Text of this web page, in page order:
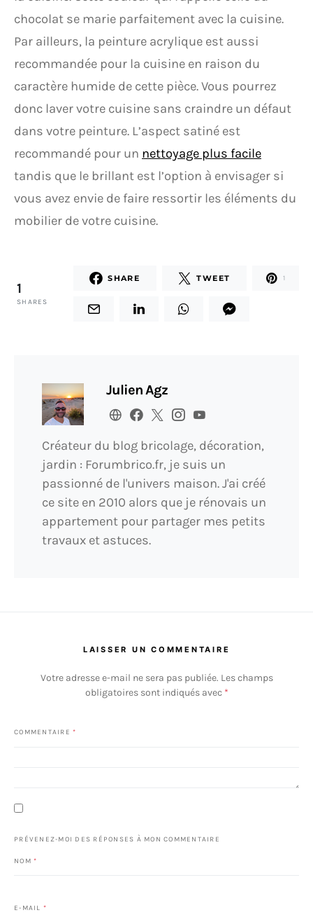
chocolat se marie parfaitement avec la cuisine.
Par ailleurs, la peinture acrylique est aussi
recommandée pour la cuisine en raison du
caractère humide de cette pièce. Vous pourrez
donc laver votre cuisine sans craindre un défaut
dans votre peinture. L’aspect satiné est
recommandé pour un nettoyage plus facile
tandis que le brillant est l’option à envisager si
vous avez envie de faire ressortir les éléments du
mobilier de votre cuisine.
1
SHARES
SHARE TWEET 1
Julien Agz
Créateur du blog bricolage, décoration,
jardin : Forumbrico.fr, je suis un
passionné de l'univers maison. J'ai créé
ce site en 2010 alors que je rénovais un
appartement pour partager mes petits
travaux et astuces.
LAISSER UN COMMENTAIRE
Votre adresse e-mail ne sera pas publiée. Les champs
obligatoires sont indiqués avec *
COMMENTAIRE *
PRÉVENEZ-MOI DES RÉPONSES À MON COMMENTAIRE
NOM *
E-MAIL *